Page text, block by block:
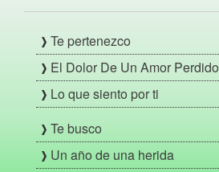
Te pertenezco
El Dolor De Un Amor Perdido
Lo que siento por ti
Te busco
Un año de una herida